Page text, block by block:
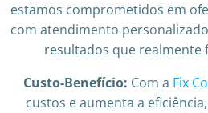
estamos comprometidos em
com atendimento
resultados que realmente
Custo-Benefício: Com a Fix
custos e aumenta a